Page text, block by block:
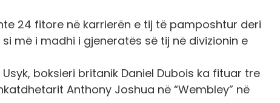
24 fitore në karrierën e tij të pamposhtur deri
më i madhi i gjeneratës së tij në divizionin e
boksieri britanik Daniel Dubois ka fituar tre
Anthony Joshua në “Wembley” në